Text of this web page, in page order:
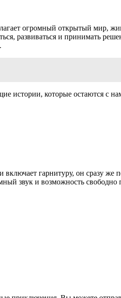
огромный открытый мир,
развиваться и принимать
истории, которые остаются с
включает гарнитуру, он сразу
звук и возможность свободно